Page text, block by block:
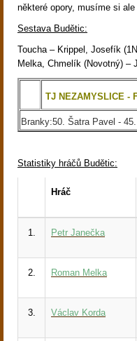
některé opory, musíme si ale
Sestava Budětic:
Toucha – Krippel, Josefík
Melka, Chmelík (Novotný) –
TJ NEZAMYSLICE -
Branky:50. Šatra Pavel -
Statistiky hráčů Budětic:
Hráč
1. Petr Janečka
2. Roman Melka
3. Václav Korda